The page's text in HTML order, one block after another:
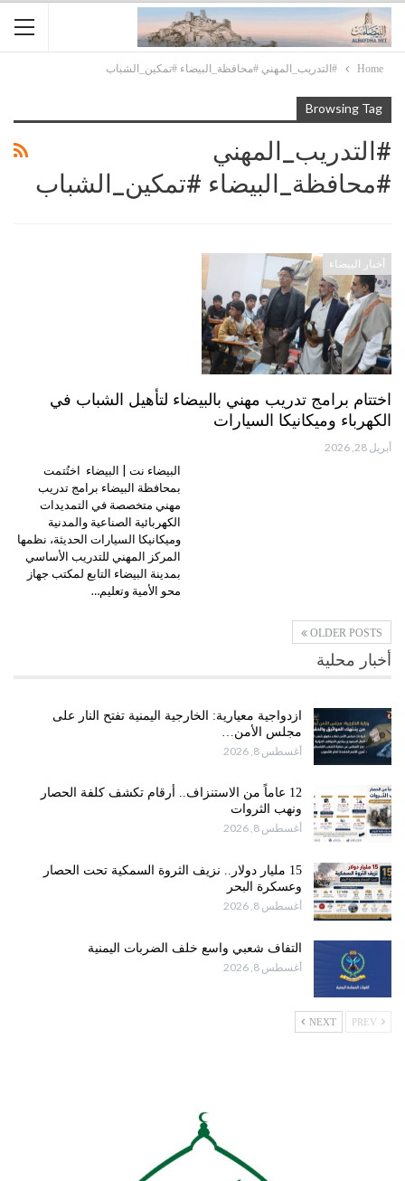
Home #التدريب_المهني #محافظة_البيضاء #تمكين_الشباب
Browsing Tag
#التدريب_المهني
#محافظة_البيضاء #تمكين_الشباب
أخبار البيضاء
اختتام برامج تدريب مهني بالبيضاء لتأهيل الشباب في
الكهرباء وميكانيكا السيارات
أبريل 28, 2026
البيضاء نت | البيضاء اختُتمت
بمحافظة البيضاء برامج تدريب
مهني متخصصة في التمديدات
الكهربائية الصناعية والمدنية
وميكانيكا السيارات الحديثة، نظمها
المركز المهني للتدريب الأساسي
بمدينة البيضاء التابع لمكتب جهاز
محو الأمية وتعليم…
OLDER POSTS
أخبار محلية
ازدواجية معيارية: الخارجية اليمنية تفتح النار على
مجلس الأمن…
أغسطس 8, 2026
12 عاماً من الاستنزاف.. أرقام تكشف كلفة الحصار
ونهب الثروات
أغسطس 8, 2026
15 مليار دولار.. نزيف الثروة السمكية تحت الحصار
وعسكرة البحر
أغسطس 8, 2026
التفاف شعبي واسع خلف الضربات اليمنية
أغسطس 8, 2026
NEXT